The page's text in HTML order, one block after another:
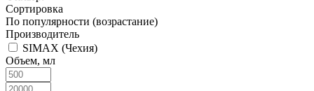
Сортировка
По популярности (возрастание)
Производитель
SIMAX (Чехия)
Объем, мл